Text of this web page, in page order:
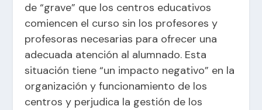
de “grave” que los centros educativos
comiencen el curso sin los profesores y
profesoras necesarias para ofrecer una
adecuada atención al alumnado. Esta
situación tiene “un impacto negativo” en la
organización y funcionamiento de los
centros y perjudica la gestión de los